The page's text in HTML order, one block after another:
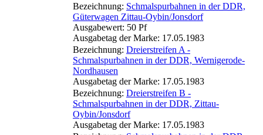
Bezeichnung: Schmalspurbahnen in der DDR,
Güterwagen Zittau-Oybin/Jonsdorf
Ausgabewert: 50 Pf
Ausgabetag der Marke: 17.05.1983
Bezeichnung: Dreierstreifen A -
Schmalspurbahnen in der DDR, Wernigerode-
Nordhausen
Ausgabetag der Marke: 17.05.1983
Bezeichnung: Dreierstreifen B -
Schmalspurbahnen in der DDR, Zittau-
Oybin/Jonsdorf
Ausgabetag der Marke: 17.05.1983